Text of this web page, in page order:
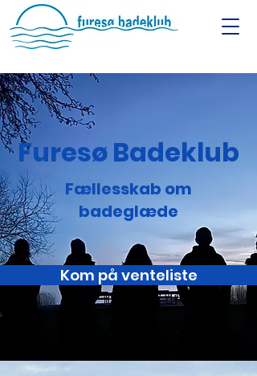
Furesø Badeklub
Fællesskab om
badeglæde
Kom på venteliste